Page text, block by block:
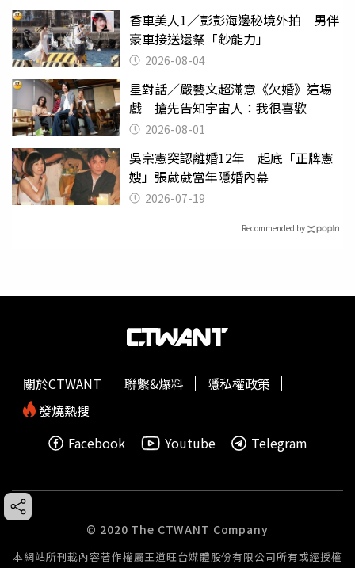
香車美人1／彭彭海邊秘境外拍 男伴
豪車接送還祭「鈔能力」
2026-08-04
星對話／嚴藝文超滿意《欠婚》這場
戲 搶先告知宇宙人：我很喜歡
2026-08-01
吳宗憲突認離婚12年 起底「正牌憲
嫂」張葳葳當年隱婚內幕
2026-07-19
Recommended by
關於CTWANT 聯繫&爆料
隱私權政策
發燒熱搜
Facebook
Youtube Telegram
© 2020 The CTWANT Company
本網站所刊載內容著作權屬王道旺台媒體股份有限公司所有或經授權